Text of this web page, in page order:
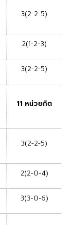
3(2-2-5)
2(1-2-3)
3(2-2-5)
11 หน่วยกิต
3(2-2-5)
2(2-0-4)
3(3-0-6)